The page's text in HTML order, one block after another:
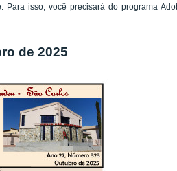
isso, você precisará do programa
de 2025